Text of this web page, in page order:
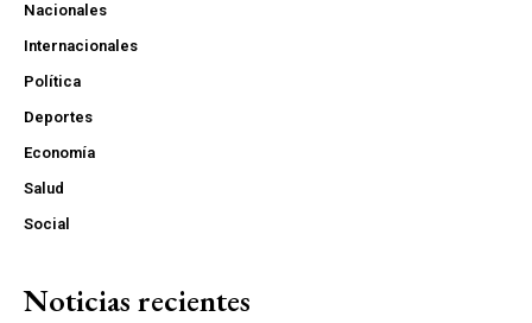
Nacionales
Internacionales
Política
Deportes
Economía
Salud
Social
Noticias recientes